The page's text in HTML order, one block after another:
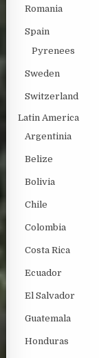
Romania
Spain
Pyrenees
Sweden
Switzerland
Latin America
Argentinia
Belize
Bolivia
Chile
Colombia
Costa Rica
Ecuador
El Salvador
Guatemala
Honduras